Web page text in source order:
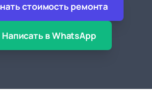
стоимость ремонта
Написать в WhatsApp